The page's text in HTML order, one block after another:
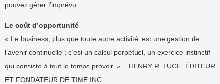
pouvez gérer l’imprévu.
Le coût d’opportunité
« Le business, plus que toute autre activité, est une gestion de
l’avenir continuelle ; c’est un calcul perpétuel, un exercice instinctif
qui consiste à tout le temps prévoir. » – HENRY R. LUCE. ÉDITEUR
ET FONDATEUR DE TIME INC